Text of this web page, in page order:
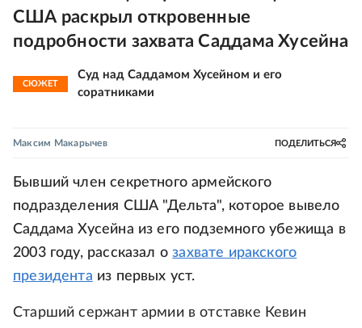
США раскрыл откровенные
подробности захвата Саддама Хусейна
СЮЖЕТ
Суд над Саддамом Хусейном и его
соратниками
Максим Макарычев ПОДЕЛИТЬСЯ
Бывший член секретного армейского
подразделения США "Дельта", которое вывело
Саддама Хусейна из его подземного убежища в
2003 году, рассказал озахвате иракского
президента из первых уст.
Старший сержант армии в отставке Кевин